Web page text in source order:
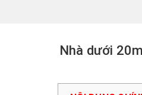
Nhà dưới